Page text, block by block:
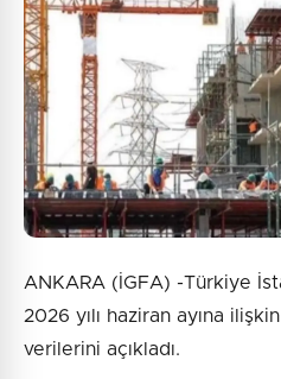
10 + 5
ANKARA (İGFA) -Türkiye
2026 yılı haziran ayına
verilerini açıkladı.